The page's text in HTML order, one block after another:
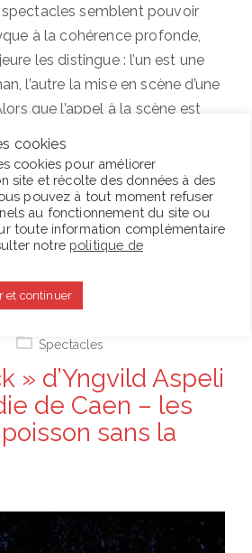
semblent pouvoir
à la cohérence profonde,
les distingue : l’un est une
l’autre la mise en scène d’une
que l’appel à la scène est
justifier le passage de la page
théâtrale manque
dans La Faculté des rêves.
Spectacles
» d’Yngvild Aspeli
de Caen – les
sans la
cookies
cookies pour améliorer
site et récolte des données à des
pouvez à tout moment refuser
au fonctionnement du site ou
toute information complémentaire
notre politique de
et continuer